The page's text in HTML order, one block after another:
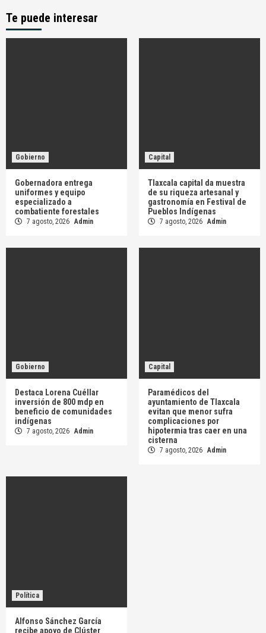
Te puede interesar
Gobierno
Gobernadora entrega
uniformes y equipo
especializado a
combatiente forestales
7 agosto, 2026 Admin
Capital
Tlaxcala capital da muestra
de su riqueza artesanal y
gastronomía en Festival de
Pueblos Indígenas
7 agosto, 2026 Admin
Gobierno
Destaca Lorena Cuéllar
inversión de 800 mdp en
beneficio de comunidades
indígenas
7 agosto, 2026 Admin
Capital
Paramédicos del
ayuntamiento de Tlaxcala
evitan que menor sufra
complicaciones por
hipotermia tras caer en una
cisterna
7 agosto, 2026 Admin
Política
Alfonso Sánchez García
recibe apoyo de Clúster